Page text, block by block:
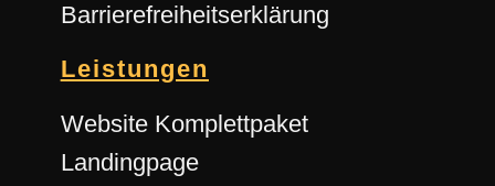
Barrierefreiheitserklärung
Leistungen
Website Komplettpaket
Landingpage